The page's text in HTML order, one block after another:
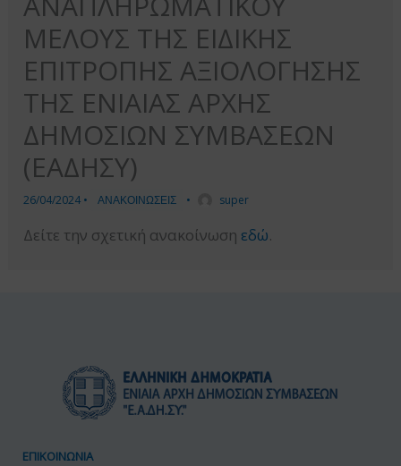
ΜΕΛΟΥΣ ΤΗΣ ΕΙΔΙΚΗΣ
ΕΠΙΤΡΟΠΗΣ ΑΞΙΟΛΟΓΗΣΗΣ
ΤΗΣ ΕΝΙΑΙΑΣ ΑΡΧΗΣ
ΔΗΜΟΣΙΩΝ ΣΥΜΒΑΣΕΩΝ
(ΕΑΔΗΣΥ)
26/04/2024 • ΑΝΑΚΟΙΝΩΣΕΙΣ • super
Δείτε την σχετική ανακοίνωση εδώ.
ΕΠΙΚΟΙΝΩΝΙΑ